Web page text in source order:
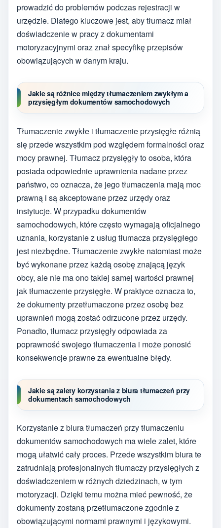
prowadzić do problemów podczas rejestracji w
urzędzie. Dlatego kluczowe jest, aby tłumacz miał
doświadczenie w pracy z dokumentami
motoryzacyjnymi oraz znał specyfikę przepisów
obowiązujących w danym kraju.
Jakie są różnice między tłumaczeniem zwykłym a
przysięgłym dokumentów samochodowych
Tłumaczenie zwykłe i tłumaczenie przysięgłe różnią
się przede wszystkim pod względem formalności oraz
mocy prawnej. Tłumacz przysięgły to osoba, która
posiada odpowiednie uprawnienia nadane przez
państwo, co oznacza, że jego tłumaczenia mają moc
prawną i są akceptowane przez urzędy oraz
instytucje. W przypadku dokumentów
samochodowych, które często wymagają oficjalnego
uznania, korzystanie z usług tłumacza przysięgłego
jest niezbędne. Tłumaczenie zwykłe natomiast może
być wykonane przez każdą osobę znającą język
obcy, ale nie ma ono takiej samej wartości prawnej
jak tłumaczenie przysięgłe. W praktyce oznacza to,
że dokumenty przetłumaczone przez osobę bez
uprawnień mogą zostać odrzucone przez urzędy.
Ponadto, tłumacz przysięgły odpowiada za
poprawność swojego tłumaczenia i może ponosić
konsekwencje prawne za ewentualne błędy.
Jakie są zalety korzystania z biura tłumaczeń przy
dokumentach samochodowych
Korzystanie z biura tłumaczeń przy tłumaczeniu
dokumentów samochodowych ma wiele zalet, które
mogą ułatwić cały proces. Przede wszystkim biura te
zatrudniają profesjonalnych tłumaczy przysięgłych z
doświadczeniem w różnych dziedzinach, w tym
motoryzacji. Dzięki temu można mieć pewność, że
dokumenty zostaną przetłumaczone zgodnie z
obowiązującymi normami prawnymi i językowymi.